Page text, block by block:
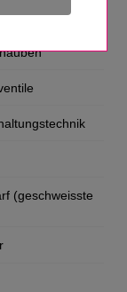
(geschweisste